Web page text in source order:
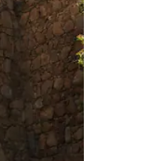
докосване или плъзгане.